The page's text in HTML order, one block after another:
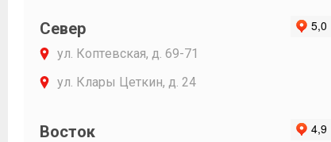
Север
ул. Коптевская, д. 69-71
ул. Клары Цеткин, д. 24
Восток